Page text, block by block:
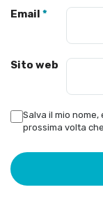
Email *
Sito web
Salva il mio
prossima volta